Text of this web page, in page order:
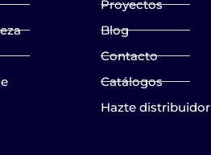
Proyectos
Blog
Contacto
Catálogos
Hazte distribuidor